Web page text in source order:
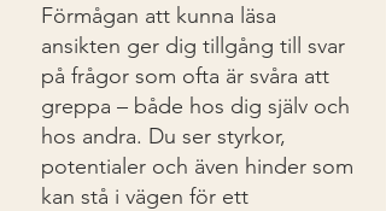
Förmågan att kunna läsa
ansikten ger dig tillgång till svar
på frågor som ofta är svåra att
greppa – både hos dig själv och
hos andra. Du ser styrkor,
potentialer och även hinder som
kan stå i vägen för ett